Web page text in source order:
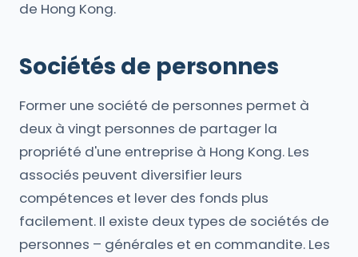
de Hong Kong.
Sociétés de personnes
Former une société de personnes permet à
deux à vingt personnes de partager la
propriété d'une entreprise à Hong Kong. Les
associés peuvent diversifier leurs
compétences et lever des fonds plus
facilement. Il existe deux types de sociétés de
personnes – générales et en commandite. Les